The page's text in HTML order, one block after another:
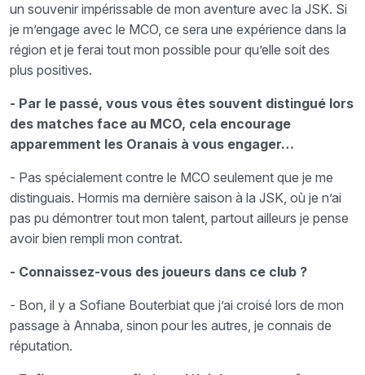
un souvenir impérissable de mon aventure avec la JSK. Si
je m’engage avec le MCO, ce sera une expérience dans la
région et je ferai tout mon possible pour qu’elle soit des
plus positives.
- Par le passé, vous vous êtes souvent distingué lors
des matches face au MCO, cela encourage
apparemment les Oranais à vous engager…
- Pas spécialement contre le MCO seulement que je me
distinguais. Hormis ma dernière saison à la JSK, où je n’ai
pas pu démontrer tout mon talent, partout ailleurs je pense
avoir bien rempli mon contrat.
- Connaissez-vous des joueurs dans ce club ?
- Bon, il y a Sofiane Bouterbiat que j’ai croisé lors de mon
passage à Annaba, sinon pour les autres, je connais de
réputation.